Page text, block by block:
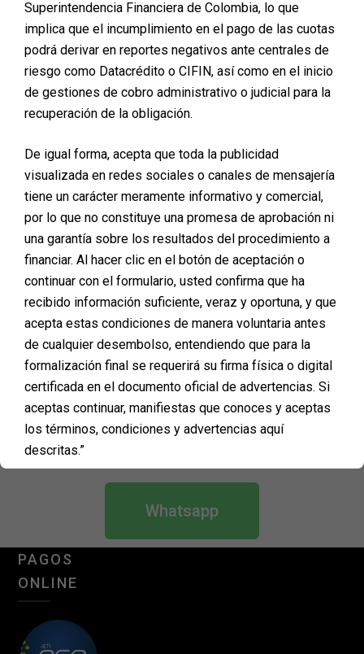
(sin agujas, ni inyecciones)por medio de la
nanotecnología, así como también, tratamientos
estéticos no invasivos asistidos con láser y un amplio
stock de productos dermocosméticos.
Con Pielis, Body and Skin Institute tenemos como
paciente y brindarles la mejor solución desde un
de vista más humano, imparcial, profesional y con
los mejores estándares de calidad, para cada
tratamiento de la zona a tratar en la piel.
Contamos con una exclusiva plataforma que, junto con
la nanotecnología, nos permite penetrar ingredientes
activos en las diferentes capas y estructuras de la
piel, esto, sin necesidad de utilizar agujas o de
requerir una incapacidad; obteniendo así excelentes
resultados. Es indispensable que el especialista tenga
conocimiento de cómo actúan los“cosméticos
inteligentes o nanocomesticos” en cada zona a
tratar, para que el resultado sea notorio desde la
primera sesión.
Whatsapp
PAGOS
ONLINE
Superintendencia Financiera de Colombia, lo que
implica que el incumplimiento en el pago de las cuotas
podrá derivar en reportes negativos ante centrales de
riesgo como Datacrédito o CIFIN, así como en el inicio
de gestiones de cobro administrativo o judicial para la
recuperación de la obligación.
De igual forma, acepta que toda la publicidad
visualizada en redes sociales o canales de mensajería
tiene un carácter meramente informativo y comercial,
por lo que no constituye una promesa de aprobación ni
una garantía sobre los resultados del procedimiento a
financiar. Al hacer clic en el botón de aceptación o
continuar con el formulario, usted confirma que ha
recibido información suficiente, veraz y oportuna, y que
acepta estas condiciones de manera voluntaria antes
de cualquier desembolso, entendiendo que para la
formalización final se requerirá su firma física o digital
certificada en el documento oficial de advertencias. Si
aceptas continuar, manifiestas que conoces y aceptas
los términos, condiciones y advertencias aquí
descritas.”